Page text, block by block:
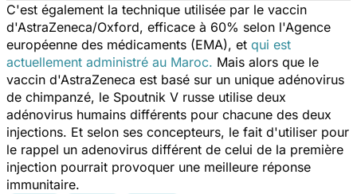
C'est également la technique utilisée par le vaccin
d'AstraZeneca/Oxford, efficace à 60% selon l'Agence
européenne des médicaments (EMA), et qui est
actuellement administré au Maroc. Mais alors que le
vaccin d'AstraZeneca est basé sur un unique adénovirus
de chimpanzé, le Spoutnik V russe utilise deux
adénovirus humains différents pour chacune des deux
injections. Et selon ses concepteurs, le fait d'utiliser pour
le rappel un adenovirus différent de celui de la première
injection pourrait provoquer une meilleure réponse
immunitaire.